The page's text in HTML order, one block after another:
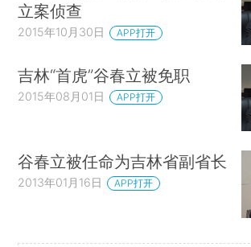
立案侦查
2015年10月30日 APP打开
吉林“首虎”谷春立被免职
2015年08月01日 APP打开
谷春立被任命为吉林省副省长
2013年01月16日 APP打开